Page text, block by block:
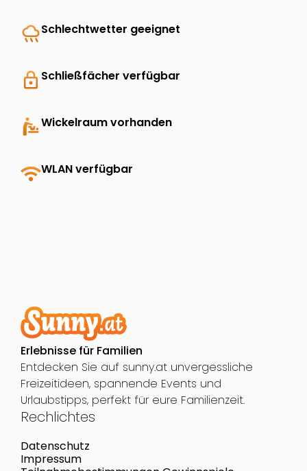
rainySchlechtwetter geeignet
lock Schließfächer verfügbar
baby_changing_stationWickelraum vorhanden
wifiWLAN verfügbar
Erlebnisse für Familien
Entdecken Sie auf sunny.at unvergessliche
Freizeitideen, spannende Events und
Urlaubstipps, perfekt für eure Familienzeit.
Rechlichtes
Datenschutz
Impressum